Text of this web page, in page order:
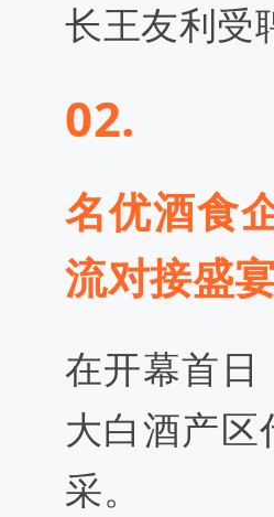
长王友利受
02.
名优酒食
流对接盛
在开幕首日
大白酒产
采。